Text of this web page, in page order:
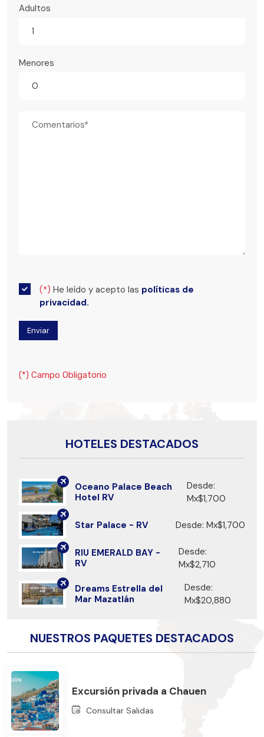
Adultos
Menores
(*) He leído y acepto las políticas de
privacidad.
(*) Campo Obligatorio
HOTELES DESTACADOS
Oceano Palace Beach
Hotel RV
Desde:
Mx$1,700
Star Palace - RV Desde: Mx$1,700
RIU EMERALD BAY -
RV
Desde:
Mx$2,710
Dreams Estrella del
Mar Mazatlán
Desde:
Mx$20,880
NUESTROS PAQUETES DESTACADOS
Excursión privada a Chauen
Consultar Salidas